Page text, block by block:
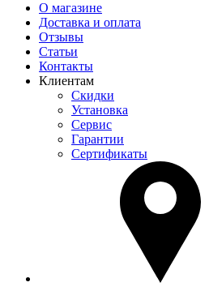
О магазине
Доставка и оплата
Отзывы
Статьи
Контакты
Клиентам
Скидки
Установка
Сервис
Гарантии
Сертификаты